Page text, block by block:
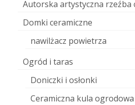
Autorska artystyczna rzeźba
Domki ceramiczne
nawilżacz powietrza
Ogród i taras
Doniczki i osłonki
Ceramiczna kula ogrodowa